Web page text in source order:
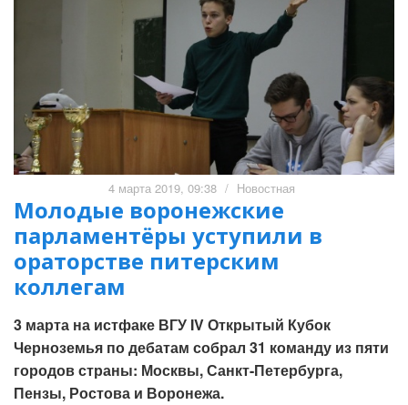
4 марта 2019, 09:38 / Новостная
Молодые воронежские
парламентёры уступили в
ораторстве питерским
коллегам
3 марта на истфаке ВГУ IV Открытый Кубок
Черноземья по дебатам собрал 31 команду из пяти
городов страны: Москвы, Санкт-Петербурга,
Пензы, Ростова и Воронежа.